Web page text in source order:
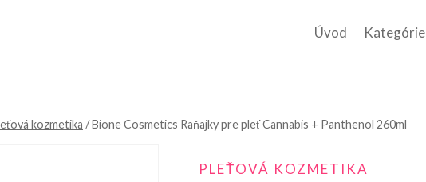
Úvod Kategórie
kozmetika /Bione Cosmetics Raňajky pre pleť Cannabis + Panthenol 260ml
PLEŤOVÁ KOZMETIKA